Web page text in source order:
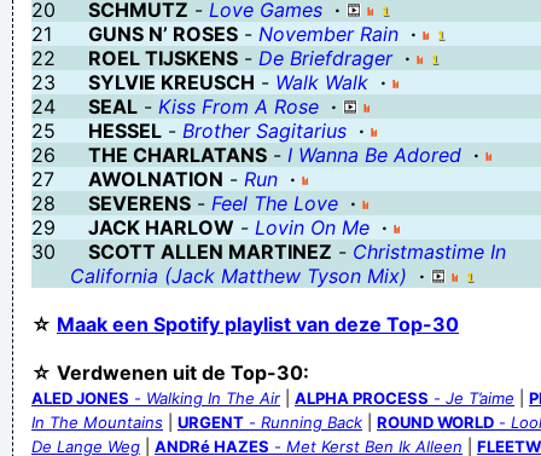
20
SCHMUTZ - Love Games ·
21
GUNS N’ ROSES - November Rain ·
22
ROEL TIJSKENS - De Briefdrager ·
23
SYLVIE KREUSCH - Walk Walk ·
24
SEAL - Kiss From A Rose ·
25
HESSEL - Brother Sagitarius ·
26
THE CHARLATANS - I Wanna Be Adored ·
27
AWOLNATION - Run ·
28
SEVERENS - Feel The Love ·
29
JACK HARLOW - Lovin On Me ·
30
SCOTT ALLEN MARTINEZ - Christmastime In
California (Jack Matthew Tyson Mix) ·
☆ Maak een Spotify playlist van deze Top-30
☆ Verdwenen uit de Top-30:
ALED JONES - Walking In The Air ALPHA PROCESS - Je T’aime
In The Mountains
URGENT - Running Back ROUND WORLD -
De Lange Weg
ANDRé HAZES - Met Kerst Ben Ik Alleen